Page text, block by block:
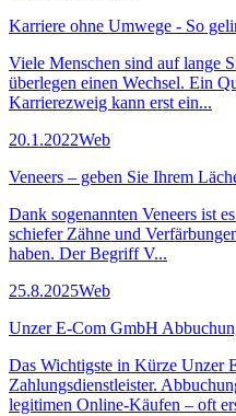
Karriere ohne Umwege - So
Viele Menschen sind auf lange
überlegen einen Wechsel. Ein
Karrierezweig kann erst ein...
20.1.2022Web
Veneers – geben Sie Ihrem
Dank sogenannten Veneers ist
schiefer Zähne und
haben. Der Begriff V...
25.8.2025Web
Unzer E-Com GmbH
Das Wichtigste in Kürze Unzer
Zahlungsdienstleister.
legitimen Online-Käufen – oft